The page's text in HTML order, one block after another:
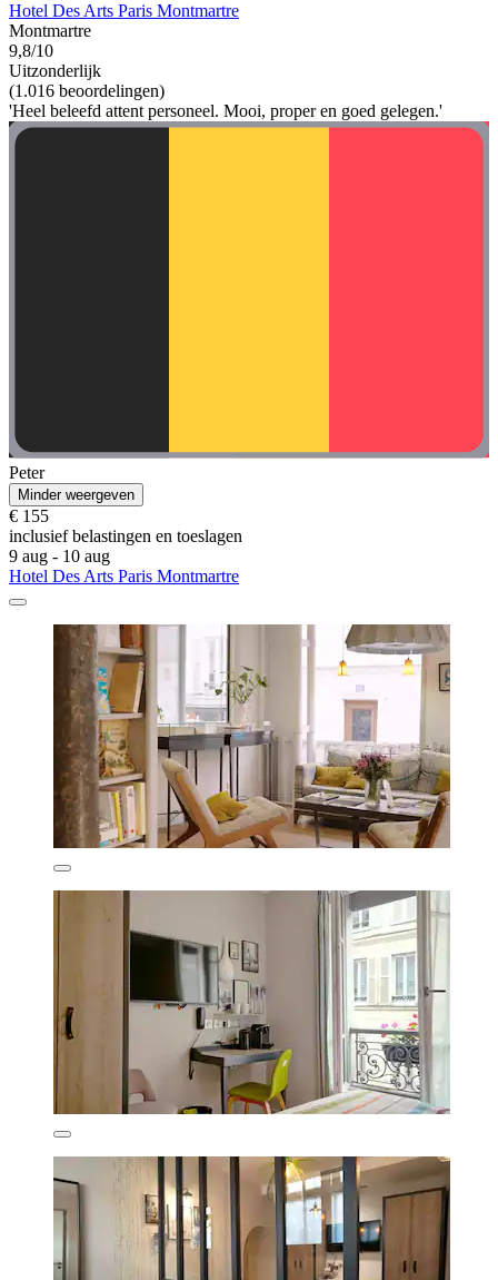
Hotel Des Arts Paris Montmartre
Montmartre
9,8/10
Uitzonderlijk
(1.016 beoordelingen)
'Heel beleefd attent personeel. Mooi, proper en goed gelegen.'
Peter
Minder weergeven
€ 155
inclusief belastingen en toeslagen
9 aug - 10 aug
Hotel Des Arts Paris Montmartre